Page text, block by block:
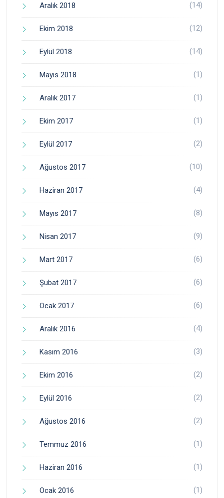
Aralık 2018 (14)
Ekim 2018 (12)
Eylül 2018 (14)
Mayıs 2018 (1)
Aralık 2017 (1)
Ekim 2017 (1)
Eylül 2017 (2)
Ağustos 2017 (10)
Haziran 2017 (4)
Mayıs 2017 (8)
Nisan 2017 (9)
Mart 2017 (6)
Şubat 2017 (6)
Ocak 2017 (6)
Aralık 2016 (4)
Kasım 2016 (3)
Ekim 2016 (2)
Eylül 2016 (2)
Ağustos 2016 (2)
Temmuz 2016 (1)
Haziran 2016 (1)
Ocak 2016 (1)